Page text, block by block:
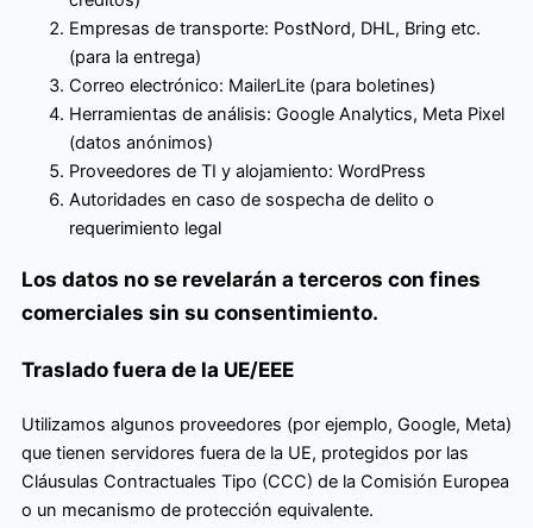
Empresas de transporte: PostNord, DHL, Bring etc.
(para la entrega)
Correo electrónico: MailerLite (para boletines)
Herramientas de análisis: Google Analytics, Meta Pixel
(datos anónimos)
Proveedores de TI y alojamiento: WordPress
Autoridades en caso de sospecha de delito o
requerimiento legal
Los datos no se revelarán a terceros con fines
comerciales sin su consentimiento.
Traslado fuera de la UE/EEE
Utilizamos algunos proveedores (por ejemplo, Google, Meta)
que tienen servidores fuera de la UE, protegidos por las
Cláusulas Contractuales Tipo (CCC) de la Comisión Europea
o un mecanismo de protección equivalente.